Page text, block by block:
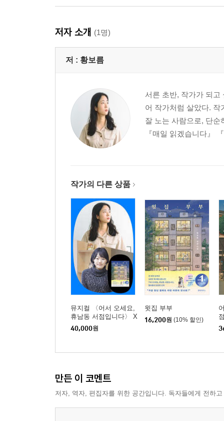
저자 소개 (1명)
저 : 황보름
서른 초반, 작가가 되고
어 작가처럼 살았다. 작
잘 노는 사람으로, 단
『매일 읽겠습니다』
작가의 다른 상품
뮤지컬 〈어서 오세요,
휴남동 서점입니다〉 X
『윗집 부부』 황보름
작가&박혜진 평론가 북
40,000원
윗집 부부
16,200원 (10% 할인)
만든 이 코멘트
저자, 역자, 편집자를 위한 공간입니다. 독자들에게 전하